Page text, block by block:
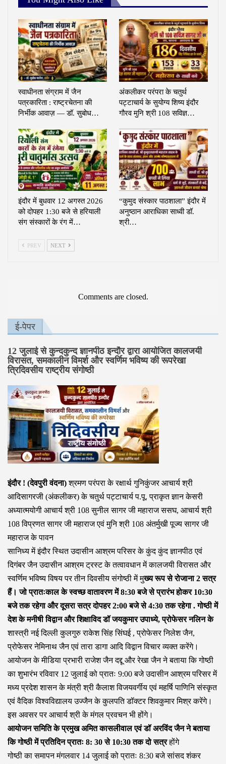
स्वाधीनता संग्राम में जैन
पत्रकारिता : राष्ट्रचेतना की
निर्भीक आवाज़ — डॉ. सुबोध…
अंकलीकर परंपरा के चतुर्थ
पट्टाचार्य के सुयोग्य शिष्य इंदौर
गौरव मुनि श्री 108 सविज्ञ…
इंदौर में बुधवार 12 अगस्त 2026
को दोपहर 1:30 बजे से हरियाली
संग संस्कारों के रंग में…
“कुमुद संस्कार पाठशाला” इंदौर में
अनुष्ठान आराधिका साध्वी डॉ.
श्री…
PREV NEXT
Comments are closed.
ई-पेपर
12 जुलाई से कुन्दकुन्द ज्ञानपीठ इन्दौर द्वारा आयोजित कालजयी
विरासत, समकालीन विमर्श और स्वर्णिम भविष्य की रूपरेखा
त्रिदिवसीय राष्ट्रीय संगोष्ठी
इंदौर ! (देवपुरी वंदना)श्रमण परंपरा के रक्षार्थ गुनिकुंजर आचार्य श्री
आदिसागरजी (अंकलीकर) के चतुर्थ पट्टाचार्य प.पू. प्राकृत ज्ञान केसरी
अध्यात्मयोगी आचार्य श्री 108 सुनील सागर जी महाराज ससघ, आचार्य श्री
108 विप्रणत सागर जी महाराज एवं मुनि श्री 108 अंतर्मुखी पूज्य सागर जी
महाराज के पावन
सानिध्य में इंदौर स्थित उदासीन आश्रम परिसर के कुंद कुंद ज्ञानपीठ एवं
दिगंबर जैन उदासीन आश्रम ट्रस्ट के तत्वावधान में कालजयी विरासत और
स्वर्णिम भविष्य विषय पर तीन दिवसीय संगोष्ठी में मुख्य रूप से रोजाना 2 सत्र
हैं। जो प्रातःकाल के स्वच्छ वातावरण में 8:30 बजे से प्रारंभ होकर 10:30
बजे तक रहेगा और दूसरा सत्र दोपहर 2:00 बजे से 4:30 तक रहेगा . गोष्ठी में
देश के मनीषी विद्वान और शिक्षाविद डॉ जयकुमार उपाध्ये, प्रोफेसर नलिन के
शास्त्री नई दिल्ली कुलगुरु राकेश सिंह सिंघई , प्रोफेसर निलेश जैन,
प्रोफेसर नेमिनाथ जैन एवं तारा डागा आदि विद्वान विचार व्यक्त करेंगे।
आयोजन के मीडिया प्रभारी राजेश जैन दद्दू और रेखा जैन ने बताया कि गोष्ठी
का शुभारंभ रविवार 12 जुलाई को प्रातः 9:00 बजे उदासीन आश्रम परिसर में
मध्य प्रदेश शासन के मंत्री श्री कैलाश विजयवर्गीय एवं महर्षि पाणिनि संस्कृत
एवं वैदिक विश्वविद्यालय उज्जैन के कुलपति डॉक्टर शिवकुमार मिश्र करेंगे।
इस अवसर पर आचार्य श्री के मंगल प्रवचन भी होंगे।
आयोजन समिति के प्रमुख अमित कासलीवाल एवं डॉ अरविंद जैन ने बताया
कि गोष्ठी में प्रतिदिन प्रातः 8: 30 से 10:30 तक दो सत्रहोंगे
गोष्ठी का समापन मंगलवार 14 जुलाई को प्रातः 8:30 बजे सांसद शंकर